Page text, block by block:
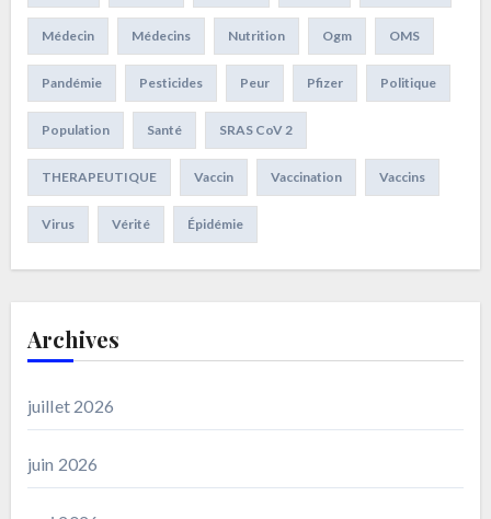
Médecin Médecins Nutrition Ogm OMS
Pandémie Pesticides Peur Pfizer Politique
Population Santé SRAS CoV 2
THERAPEUTIQUE Vaccin Vaccination Vaccins
Virus Vérité Épidémie
Archives
juillet 2026
juin 2026